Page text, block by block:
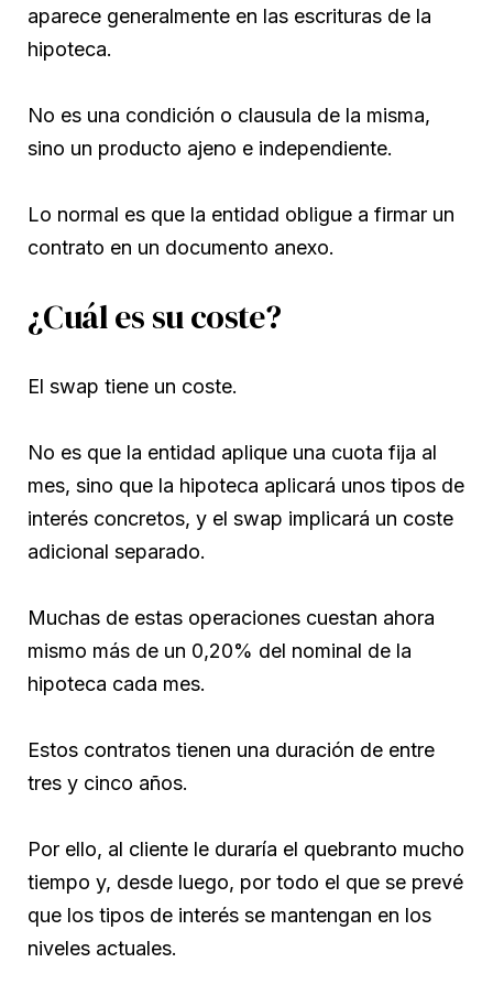
aparece generalmente en las escrituras de la
hipoteca.
No es una condición o clausula de la misma,
sino un producto ajeno e independiente.
Lo normal es que la entidad obligue a firmar un
contrato en un documento anexo.
¿Cuál es su coste?
El swap tiene un coste.
No es que la entidad aplique una cuota fija al
mes, sino que la hipoteca aplicará unos tipos de
interés concretos, y el swap implicará un coste
adicional separado.
Muchas de estas operaciones cuestan ahora
mismo más de un 0,20% del nominal de la
hipoteca cada mes.
Estos contratos tienen una duración de entre
tres y cinco años.
Por ello, al cliente le duraría el quebranto mucho
tiempo y, desde luego, por todo el que se prevé
que los tipos de interés se mantengan en los
niveles actuales.